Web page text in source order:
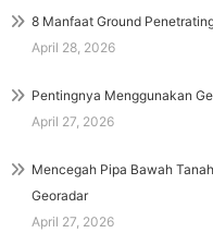
8 Manfaat Ground
April 28, 2026
Pentingnya Menggunakan
April 27, 2026
Mencegah Pipa Bawah
Georadar
April 27, 2026